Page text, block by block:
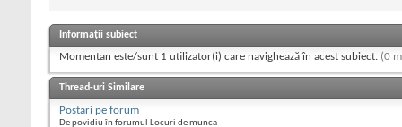
Informații subiect
Momentan este/sunt 1 utilizator(i) care navighează în acest subiect. (0
Thread-uri Similare
Postari pe forum
De povidiu în forumul Locuri de munca